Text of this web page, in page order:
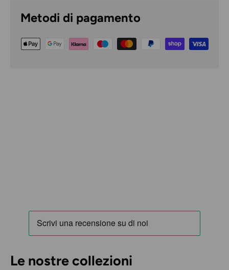
Metodi di pagamento
Le nostre collezioni